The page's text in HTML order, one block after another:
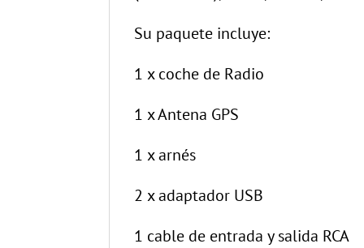
Su paquete incluye:
1 x coche de Radio
1 x Antena GPS
1 x arnés
2 x adaptador USB
1 cable de entrada y salida RCA